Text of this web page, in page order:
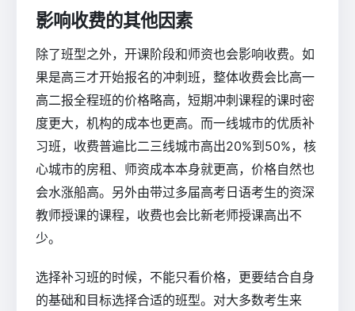
影响收费的其他因素
除了班型之外，开课阶段和师资也会影响收费。如
果是高三才开始报名的冲刺班，整体收费会比高一
高二报全程班的价格略高，短期冲刺课程的课时密
度更大，机构的成本也更高。而一线城市的优质补
习班，收费普遍比二三线城市高出20%到50%，核
心城市的房租、师资成本本身就更高，价格自然也
会水涨船高。另外由带过多届高考日语考生的资深
教师授课的课程，收费也会比新老师授课高出不
少。
选择补习班的时候，不能只看价格，更要结合自身
的基础和目标选择合适的班型。对大多数考生来